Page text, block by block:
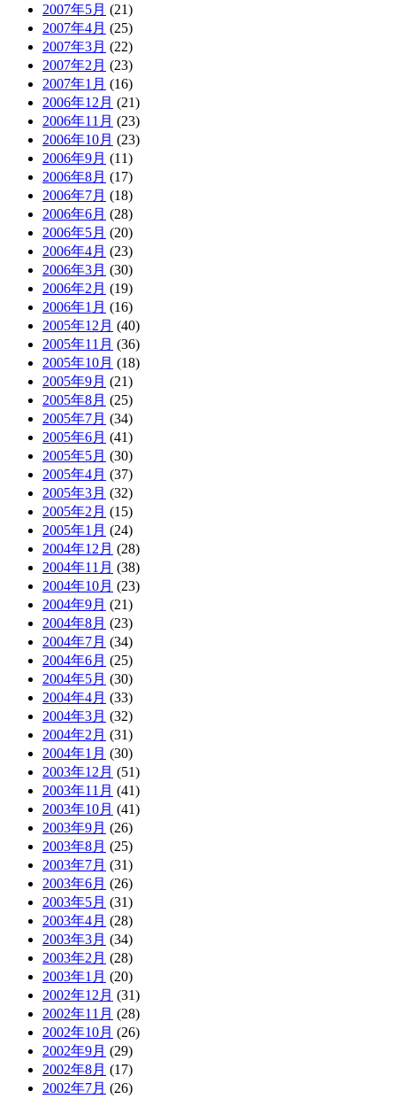
2007年5月 (21)
2007年4月 (25)
2007年3月 (22)
2007年2月 (23)
2007年1月 (16)
2006年12月 (21)
2006年11月 (23)
2006年10月 (23)
2006年9月 (11)
2006年8月 (17)
2006年7月 (18)
2006年6月 (28)
2006年5月 (20)
2006年4月 (23)
2006年3月 (30)
2006年2月 (19)
2006年1月 (16)
2005年12月 (40)
2005年11月 (36)
2005年10月 (18)
2005年9月 (21)
2005年8月 (25)
2005年7月 (34)
2005年6月 (41)
2005年5月 (30)
2005年4月 (37)
2005年3月 (32)
2005年2月 (15)
2005年1月 (24)
2004年12月 (28)
2004年11月 (38)
2004年10月 (23)
2004年9月 (21)
2004年8月 (23)
2004年7月 (34)
2004年6月 (25)
2004年5月 (30)
2004年4月 (33)
2004年3月 (32)
2004年2月 (31)
2004年1月 (30)
2003年12月 (51)
2003年11月 (41)
2003年10月 (41)
2003年9月 (26)
2003年8月 (25)
2003年7月 (31)
2003年6月 (26)
2003年5月 (31)
2003年4月 (28)
2003年3月 (34)
2003年2月 (28)
2003年1月 (20)
2002年12月 (31)
2002年11月 (28)
2002年10月 (26)
2002年9月 (29)
2002年8月 (17)
2002年7月 (26)